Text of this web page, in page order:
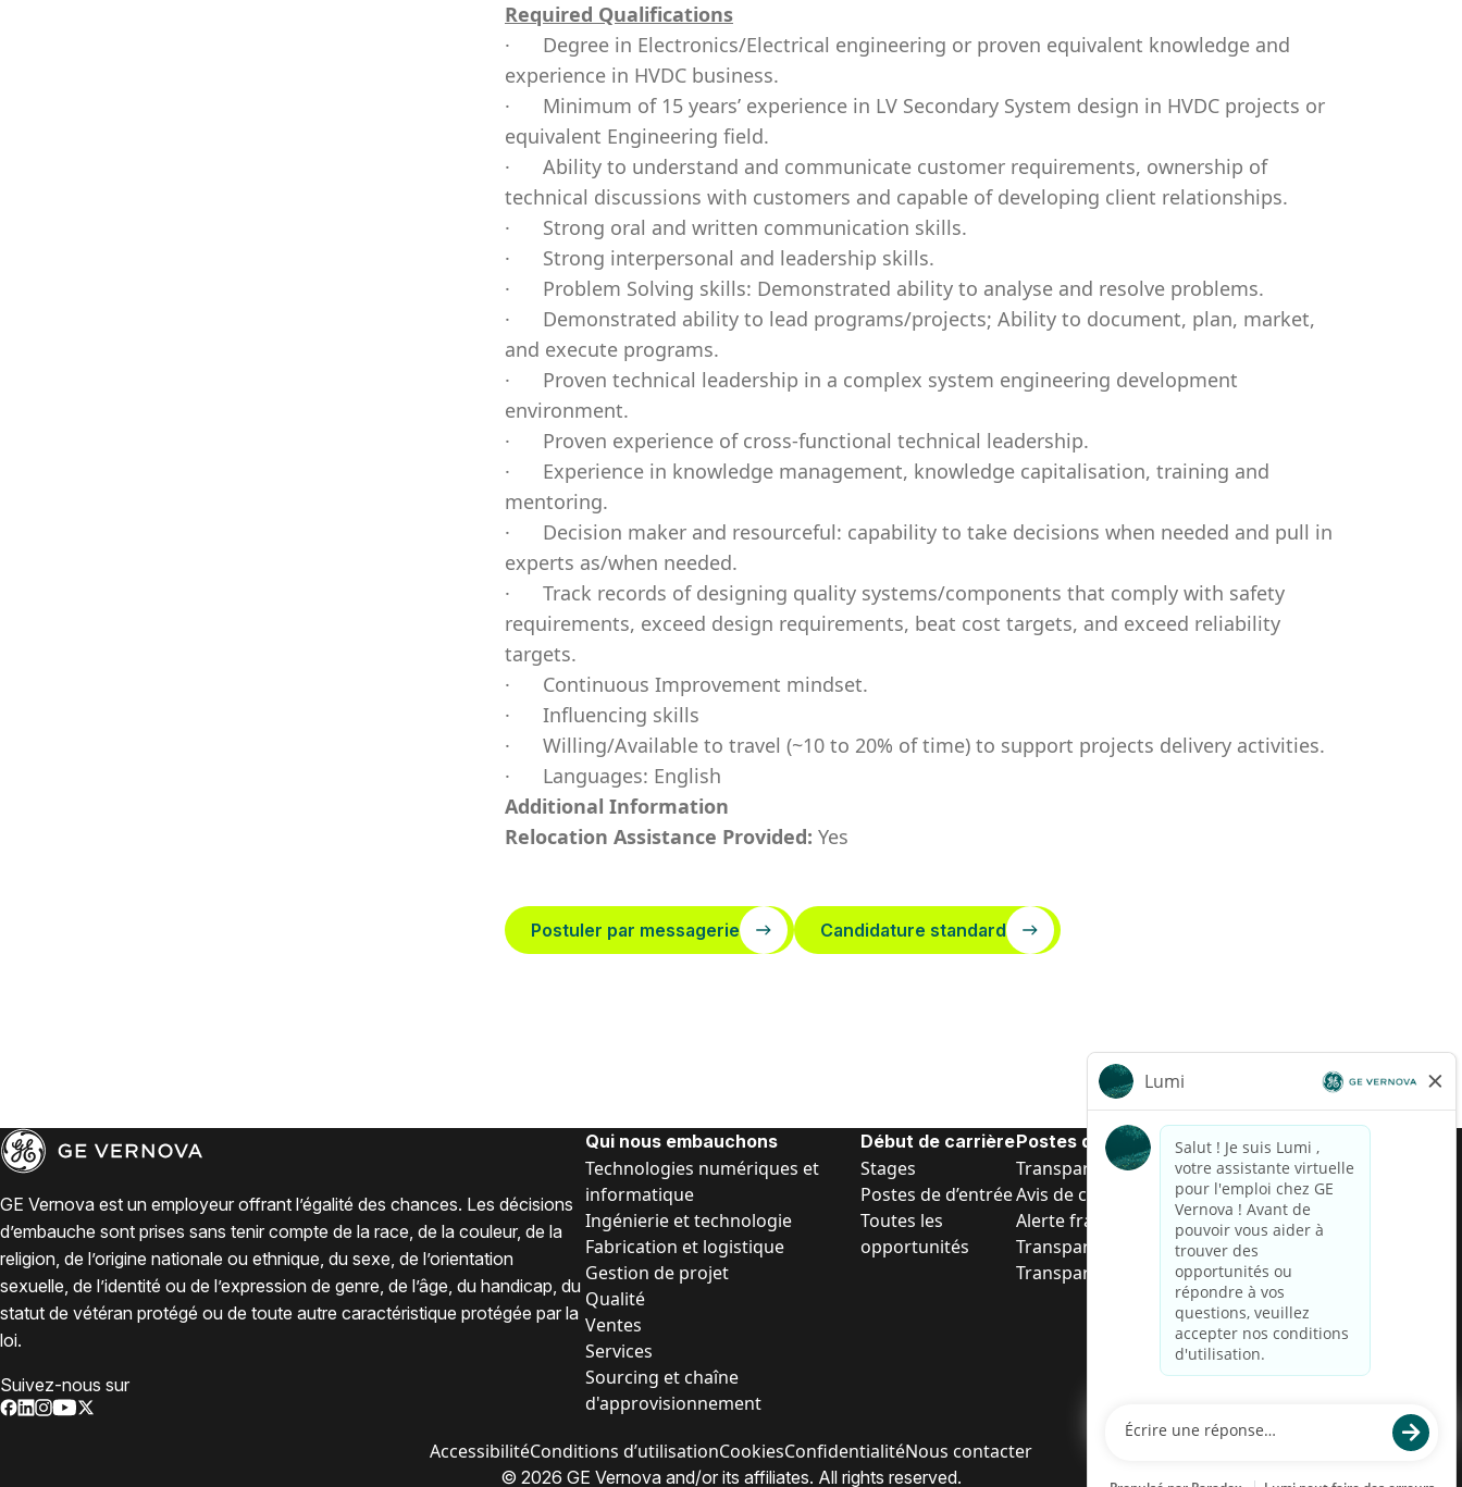
Required Qualifications
·
Degree in Electronics/Electrical engineering or proven equivalent knowledge and
experience in HVDC business.
·
Minimum of 15 years’ experience in LV Secondary System design in HVDC projects or
equivalent Engineering field.
·
Ability to understand and communicate customer requirements, ownership of
technical discussions with customers and capable of developing client relationships.
·
Strong oral and written communication skills.
·
Strong interpersonal and leadership skills.
·
Problem Solving skills: Demonstrated ability to analyse and resolve problems.
·
Demonstrated ability to lead programs/projects; Ability to document, plan, market,
and execute programs.
·
Proven technical leadership in a complex system engineering development
environment.
·
Proven experience of cross-functional technical leadership.
·
Experience in knowledge management, knowledge capitalisation, training and
mentoring.
·
Decision maker and resourceful: capability to take decisions when needed and pull in
experts as/when needed.
·
Track records of designing quality systems/components that comply with safety
requirements, exceed design requirements, beat cost targets, and exceed reliability
targets.
·
Continuous Improvement mindset.
·
Influencing skills
·
Willing/Available to travel (~10 to 20% of time) to support projects delivery activities.
·
Languages: English
Additional Information
Relocation Assistance Provided: Yes
Postuler par messagerie Candidature standard
GE Vernova est un employeur offrant l’égalité des chances. Les décisions
d’embauche sont prises sans tenir compte de la race, de la couleur, de la
religion, de l’origine nationale ou ethnique, du sexe, de l’orientation
sexuelle, de l’identité ou de l’expression de genre, de l’âge, du handicap, du
statut de vétéran protégé ou de toute autre caractéristique protégée par la
loi.
Suivez-nous sur
Qui nous embauchons
Technologies numériques et
informatique
Ingénierie et technologie
Fabrication et logistique
Gestion de projet
Qualité
Ventes
Services
Sourcing et chaîne
d'approvisionnement
Début de carrière
Stages
Postes de d’entrée
Toutes les
opportunités
Postes de d’entrée
Transparence salariale US
Avis de confidentialité de candidat
Alerte fraude
Transparence salariale au Brésil (Relatório de
Transparência Salarial)
AccessibilitéConditions d’utilisationCookiesConfidentialitéNous contacter
© 2026 GE Vernova and/or its affiliates. All rights reserved.